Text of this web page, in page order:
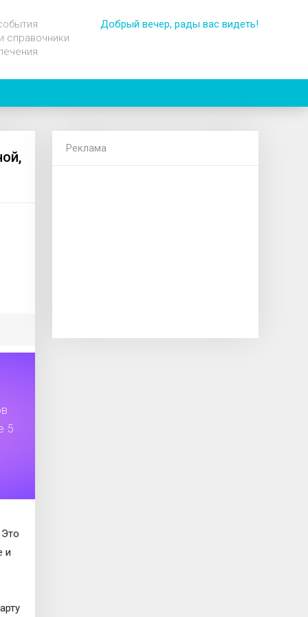
справочники
Добрый вечер, рады вас видеть!
5
и
Реклама